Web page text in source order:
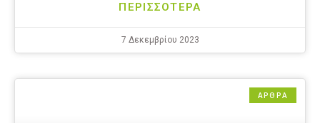
ΠΕΡΙΣΣΟΤΕΡΑ
7 Δεκεμβρίου 2023
ΑΡΘΡΑ